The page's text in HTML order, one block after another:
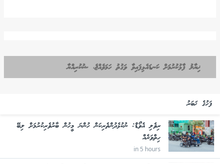
ޚިޔާލު ފާޅުކުރުމަށް ކަނޑައެޅިފައިވާ ވަގުތު ހަމަވެއްޖެ، ޝުކުރިއްޔާ
ފަހުގެ ޚަބަރު
ރިވެލި އެވޯޑް: ނުކުޅެދުންތެރިކަން ހުންނަ މީހުން ބާރުވެރިކުރުމަށް ލިބޭ
ހިތްވަރެއް
in 5 hours